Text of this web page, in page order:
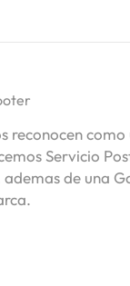
reconocen
Servicio
de una